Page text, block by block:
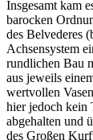
Insgesamt kam
barocken
des Belvederes
Achsensystem
rundlichen Bau
aus jeweils
wertvollen
hier jedoch kein
abgehalten und
des Großen